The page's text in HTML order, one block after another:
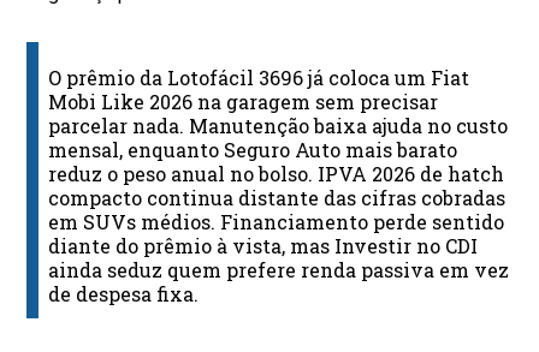
O prêmio da Lotofácil 3696 já coloca um Fiat
Mobi Like 2026 na garagem sem precisar
parcelar nada. Manutenção baixa ajuda no custo
mensal, enquanto Seguro Auto mais barato
reduz o peso anual no bolso. IPVA 2026 de hatch
compacto continua distante das cifras cobradas
em SUVs médios. Financiamento perde sentido
diante do prêmio à vista, mas Investir no CDI
ainda seduz quem prefere renda passiva em vez
de despesa fixa.